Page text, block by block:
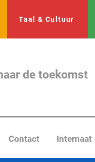
Taal & Cultuur
de toekomst
Contact Internaat